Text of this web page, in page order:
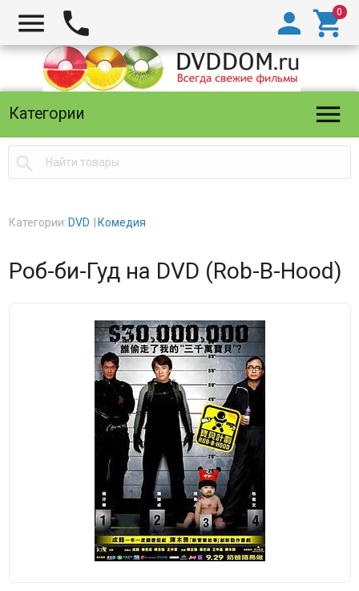
  

Категории 

Категории: DVD Комедия
Роб-би-Гуд на DVD (Rob-B-Hood)